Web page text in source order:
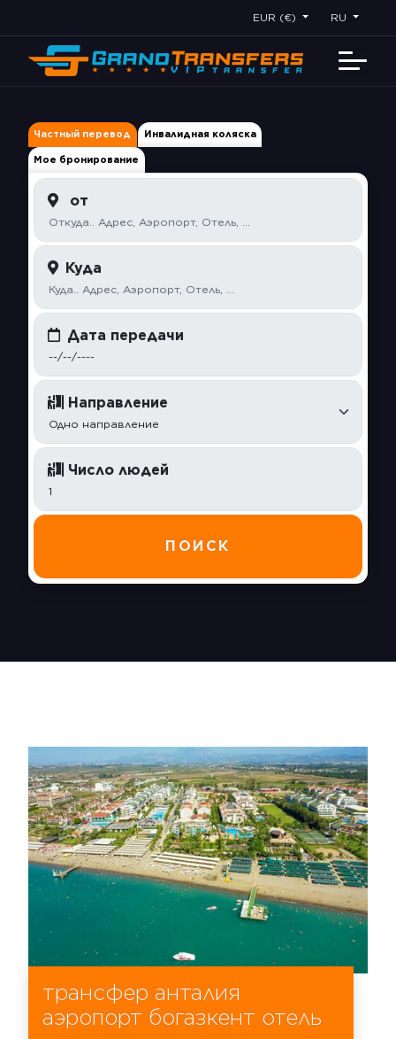
EUR (€) RU
Частный перевод Инвалидная коляска
Мое бронирование
от
Куда
Дата передачи
Направление
Число людей
ПОИСК
трансфер анталия
аэропорт богазкент отель